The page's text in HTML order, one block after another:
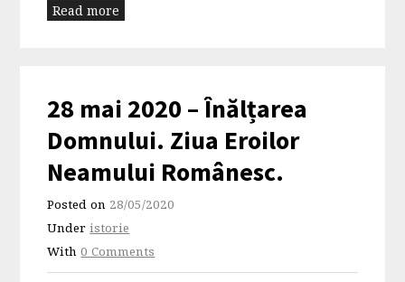
Read more
28 mai 2020 – Înălțarea
Domnului. Ziua Eroilor
Neamului Românesc.
Posted on 28/05/2020
Underistorie
With0 Comments